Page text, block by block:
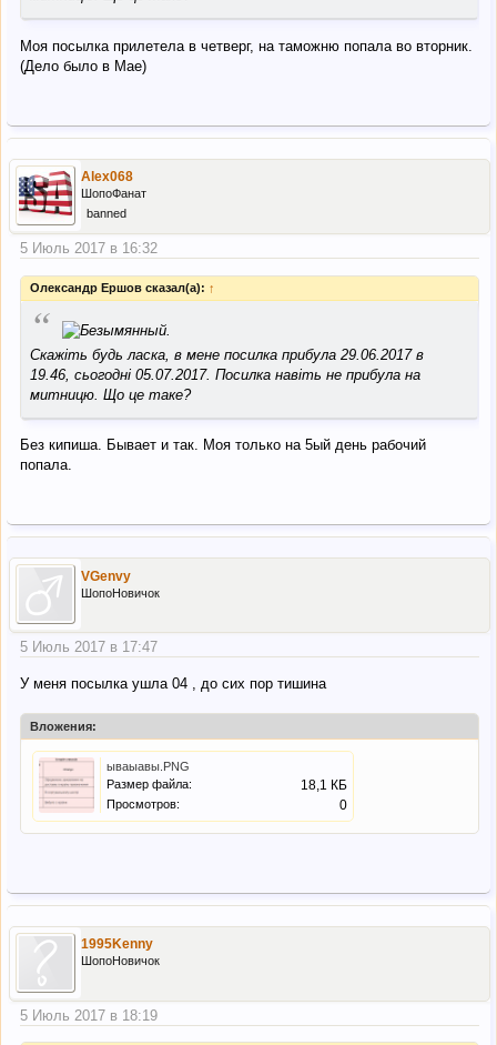
Моя посылка прилетела в четверг, на таможню попала во вторник.
(Дело было в Мае)
Alex068
ШопоФанат
banned
5 Июль 2017 в 16:32
Олександр Ершов сказал(а): ↑
“
Скажіть будь ласка, в мене посилка прибула 29.06.2017 в
19.46, сьогодні 05.07.2017. Посилка навіть не прибула на
митницю. Що це таке?
Без кипиша. Бывает и так. Моя только на 5ый день рабочий
попала.
VGenvy
ШопоНовичок
5 Июль 2017 в 17:47
У меня посылка ушла 04 , до сих пор тишина
Вложения:
ываыавы.PNG
Размер файла:
18,1 КБ
Просмотров: 0
1995Kenny
ШопоНовичок
5 Июль 2017 в 18:19